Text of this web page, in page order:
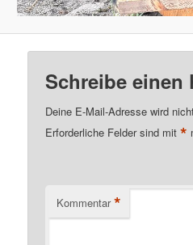
Schreibe einen
Deine E-Mail-Adresse wird
Erforderliche Felder sind mit*
Kommentar *